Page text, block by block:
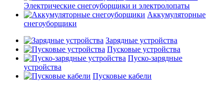
Электрические снегоуборщики и электролопаты
Аккумуляторные
снегоуборщики
Зарядные устройства
Пусковые устройства
Пуско-зарядные
устройства
Пусковые кабели